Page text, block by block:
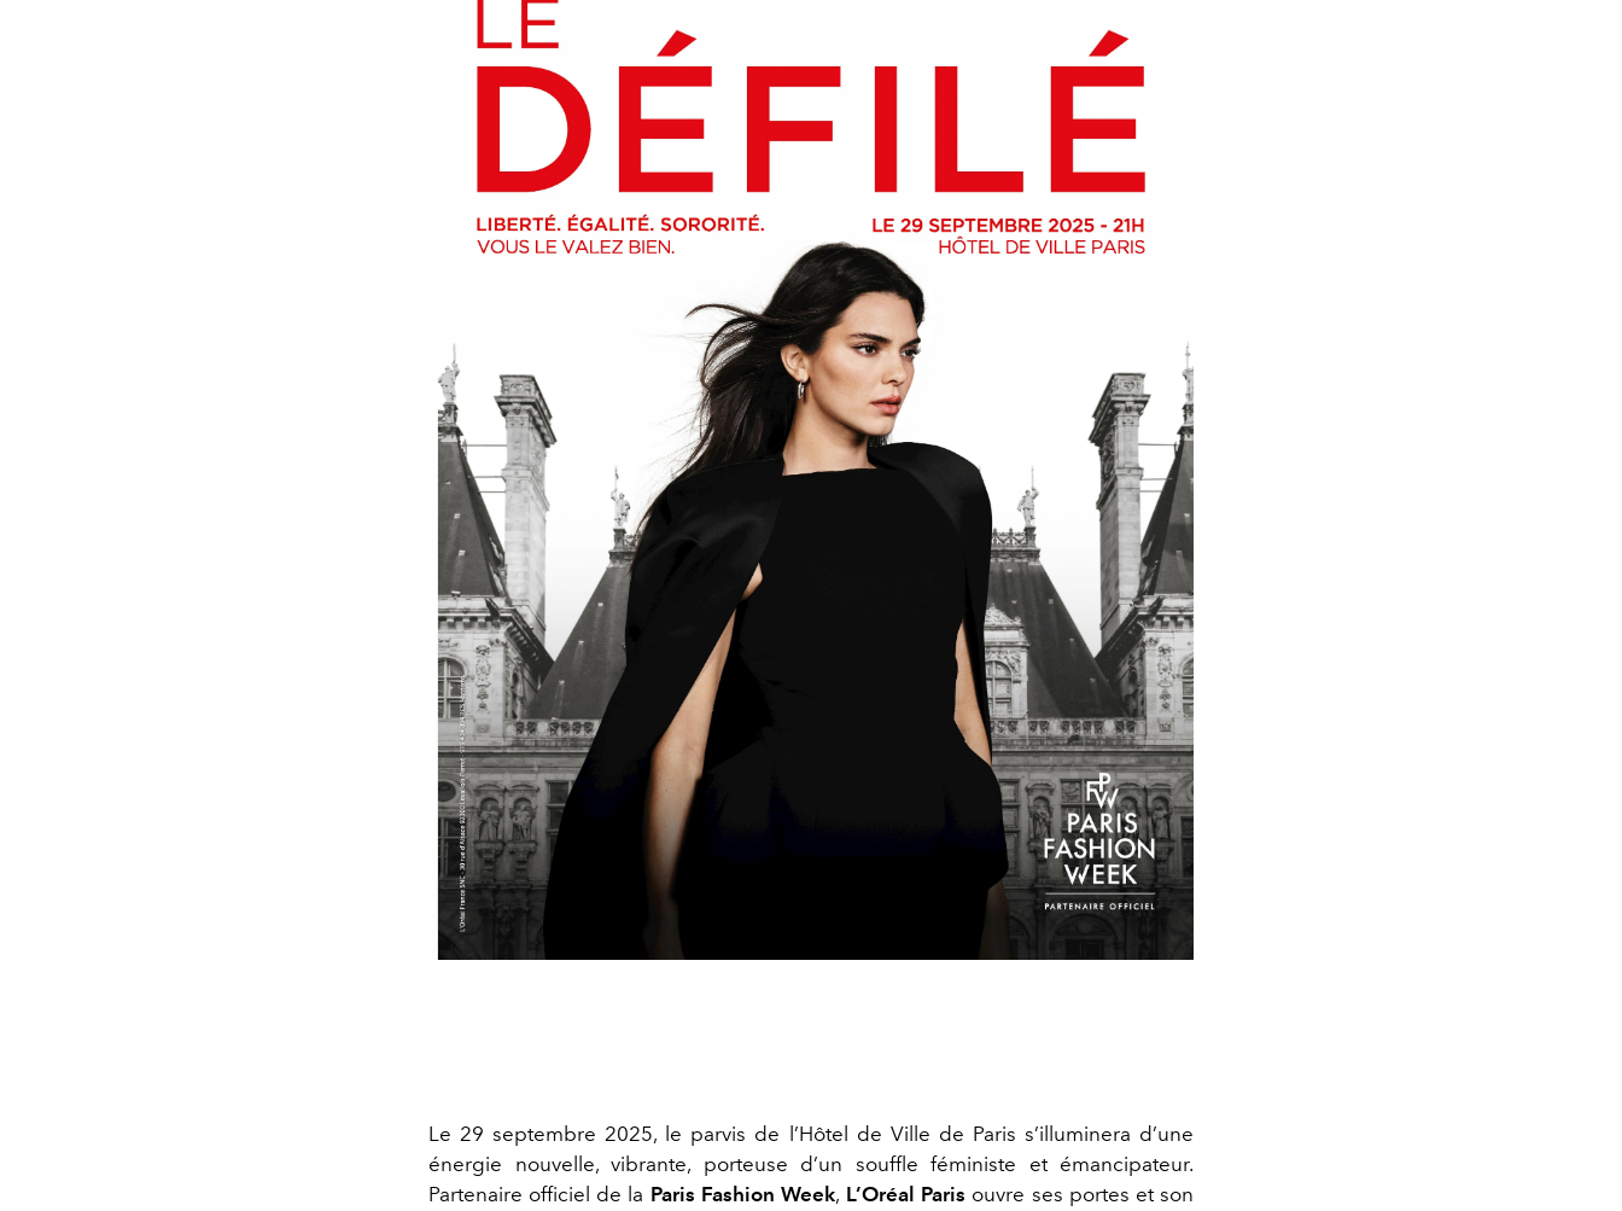
Le 29 septembre 2025, le parvis de l’Hôtel de Ville de Paris s’illuminera d’une
énergie nouvelle, vibrante, porteuse d’un souffle féministe et émancipateur.
Partenaire officiel de la Paris Fashion Week, L’Oréal Paris ouvre ses portes et son